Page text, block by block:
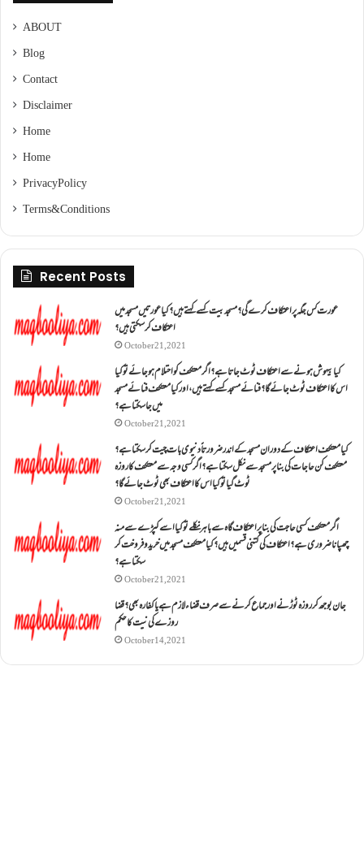
ABOUT
Blog
Contact
Disclaimer
Home
Home
Privacy Policy
Terms & Conditions
Recent Posts
عورت کس جگہ پر اعتکاف کرے گی؟مسجد بیت کسے کہتے ہیں؟کیا عورتیں مسجد میں
اعتکاف کر سکتی ہیں؟
October 21, 2021
کیا بیہوش ہونے سے اعتکاف ٹوٹ جاتا ہے؟ اگر معتکف کو احتلام ہو جائے تو کیا
اس کا اعتکاف ٹوٹ جائے گا؟فنائے مسجد کسے کہتے ہیں ، اور کیا معتکف فنائے مسجد
میں جا سکتا ہے؟
October 21, 2021
کیا معتکف اعتکاف کے دوران مسجد کے اندر ضرورتاً دنیوی بات چیت کر سکتا ہے؟
معتکف کن حاجات کی بنا پر مسجد سے نکل سکتا ہے؟ اگر کسی وجہ سے معتکف کا روزہ
ٹوٹ گیا تو کیا اس کا اعتکاف بھی ٹوٹ جائے گا؟
October 21, 2021
اگر معتکف کسی حاجت کی بنا پر اعتکاف گاہ سے باہر نکلے تو کیا اسے کپڑے سے منہ
چھپانا ضروری ہے؟اعتکاف کی کتنی قسمیں ہیں؟کیا معتکف مسجد میں خرید و فروخت کر
سکتا ہے؟
October 21, 2021
جان بوجھ کر روزہ ٹوڑنے اور جماع کرنے سے صرف قضاء لازم ہے یا کفارہ بھی؟ قضا
روزے کی نیت کا حکم
October 14, 2021